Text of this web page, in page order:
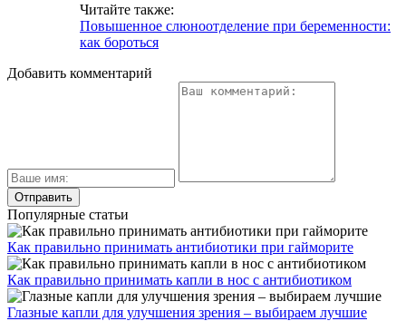
Читайте также:
Повышенное слюноотделение при беременности:
как бороться
Добавить комментарий
Популярные статьи
Как правильно принимать антибиотики при гайморите
Как правильно принимать капли в нос с антибиотиком
Глазные капли для улучшения зрения – выбираем лучшие